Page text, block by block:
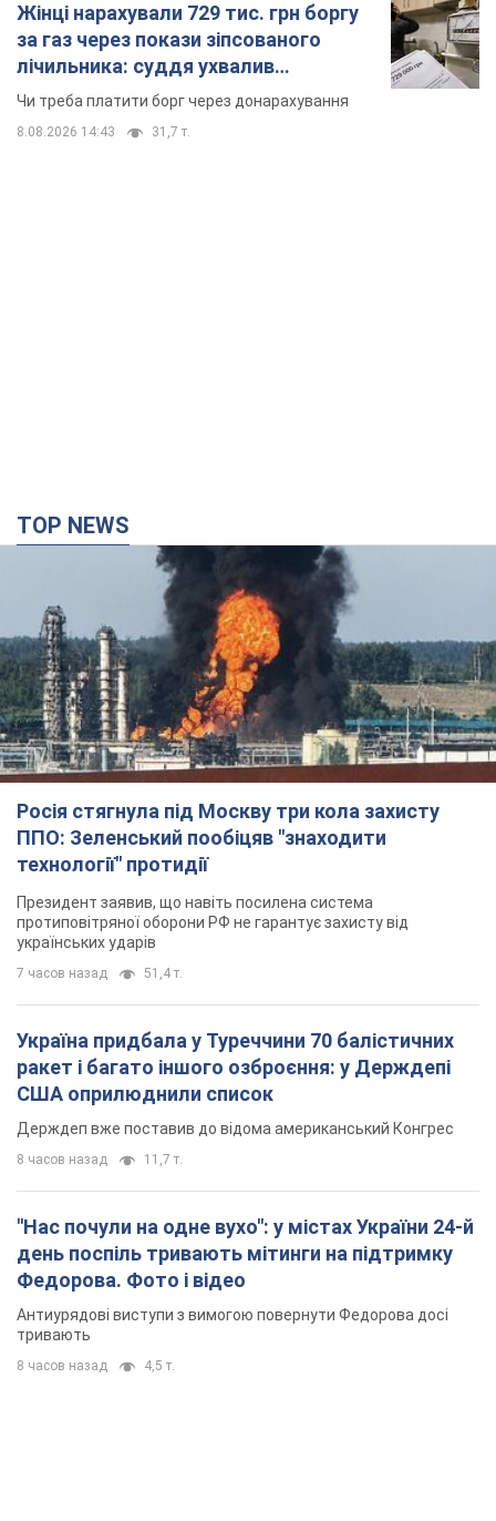
Жінці нарахували 729 тис. грн боргу
за газ через покази зіпсованого
лічильника: суддя ухвалив
неочікуване рішення
Чи треба платити борг через донарахування
8.08.2026 14:43 31,7 т.
TOP NEWS
Росія стягнула під Москву три кола захисту
ППО: Зеленський пообіцяв "знаходити
технології" протидії
Президент заявив, що навіть посилена система
протиповітряної оборони РФ не гарантує захисту від
українських ударів
7 часов назад 51,4 т.
Україна придбала у Туреччини 70 балістичних
ракет і багато іншого озброєння: у Держдепі
США оприлюднили список
Держдеп вже поставив до відома американський Конгрес
8 часов назад 11,7 т.
"Нас почули на одне вухо": у містах України 24-й
день поспіль тривають мітинги на підтримку
Федорова. Фото і відео
Антиурядові виступи з вимогою повернути Федорова досі
тривають
8 часов назад 4,5 т.